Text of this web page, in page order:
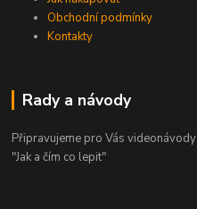
Obchodní podmínky
Kontakty
Rady a návody
Připravujeme pro Vás videonávody
"Jak a čím co lepit"